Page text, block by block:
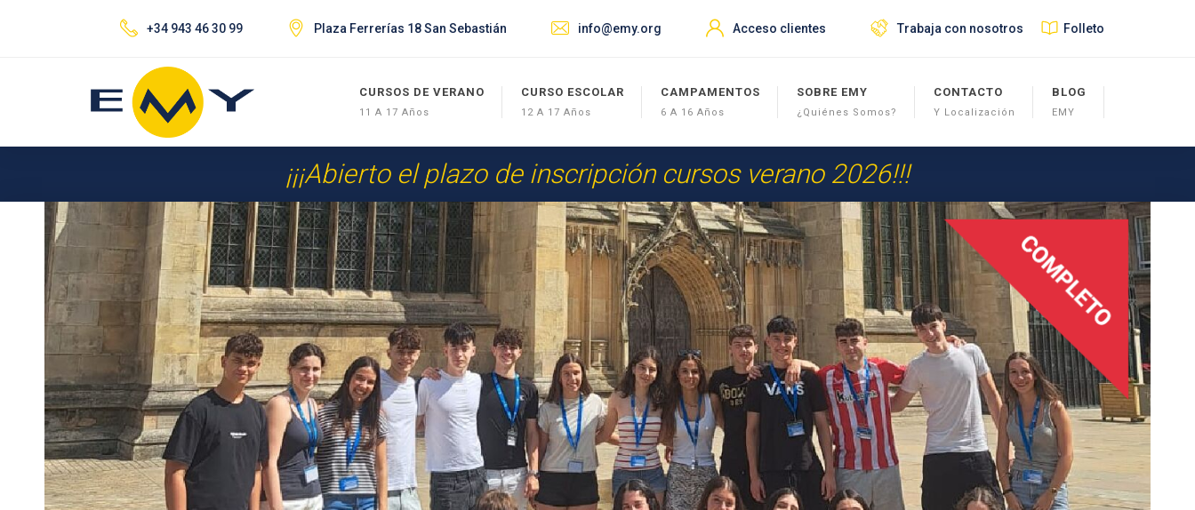
+34 943 46 30 99 Plaza Ferrerías 18 San Sebastián info@emy.org Acceso clientes Trabaja con nosotros Folleto
CURSOS DE VERANO
11 A 17 Años
CURSO ESCOLAR
12 A 17 Años
CAMPAMENTOS
6 A 16 Años
SOBRE EMY
¿Quiénes Somos?
CONTACTO
Y Localización
BLOG
EMY
¡¡¡Abierto el plazo de inscripción cursos verano 2026!!!